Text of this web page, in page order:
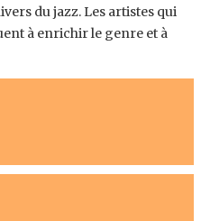
du jazz. Les artistes qui
à enrichir le genre et à